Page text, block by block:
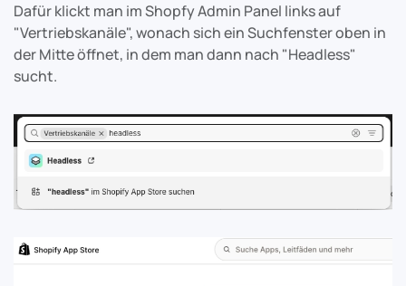
Dafür klickt man im Shopfy Admin Panel links auf
"Vertriebskanäle", wonach sich ein Suchfenster oben in
der Mitte öffnet, in dem man dann nach "Headless"
sucht.